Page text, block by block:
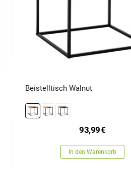
Beistelltisch Walnut
93,99€
In den Warenkorb